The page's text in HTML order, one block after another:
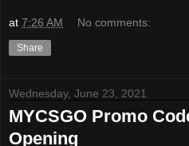
at 7:26 AM No comments:
Share
Wednesday, June 23, 2021
MYCSGO Promo
Opening